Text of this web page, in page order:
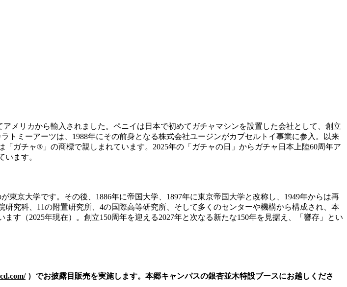
メリカから輸入されました。ペニイは日本で初めてガチャマシンを設置した会社として、創立
トミーアーツは、1988年にその前身となる株式会社ユージンがカプセルトイ事業に参入。以来
ガチャ®」の商標で親しまれています。2025年の「ガチャの日」からガチャ日本上陸60周年ア
ます。
京大学です。その後、1886年に帝国大学、1897年に東京帝国大学と改称し、1949年からは再
究科、11の附置研究所、4の国際高等研究所、そして多くのセンターや機構から構成され、本
す（2025年現在）。創立150周年を迎える2027年と次なる新たな150年を見据え、「響存」とい
）でお披露目販売を実施します。本郷キャンパスの銀杏並木特設ブースにお越しくださ